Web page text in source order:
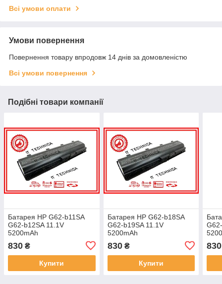
Всі умови оплати
Умови повернення
Повернення товару впродовж 14 днів за домовленістю
Всі умови повернення
Подібні товари компанії
Батарея HP G62-b11SA
G62-b12SA 11.1V
5200mAh
830 ₴
Купити
Батарея HP G62-b18SA
G62-b19SA 11.1V
5200mAh
830₴
Купити
830